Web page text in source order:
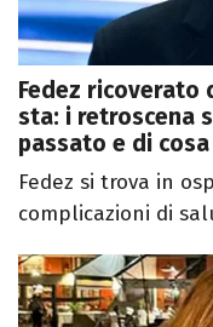
Fedez ricoverato
sta: i retroscena
passato e di
Fedez si trova in
complicazioni di